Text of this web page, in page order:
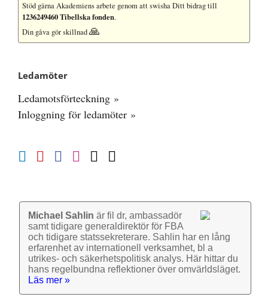
Stöd gärna Akademiens arbete genom att swisha Ditt bidrag till
1236249460 Tibellska fonden.
Din gåva gör skillnad🙏
Ledamöter
Ledamotsförteckning »
Inloggning för ledamöter »
Michael Sahlin är fil dr, ambassadör
samt tidigare general­direktör för FBA
och tidigare stats­sekre­terare. Sahlin har en lång
erfarenhet av inter­nationell verk­samhet, bl a
utrikes- och säkerhets­politisk analys. Här hittar du
hans regel­bundna reflek­tioner över omvärlds­läget.
Läs mer »